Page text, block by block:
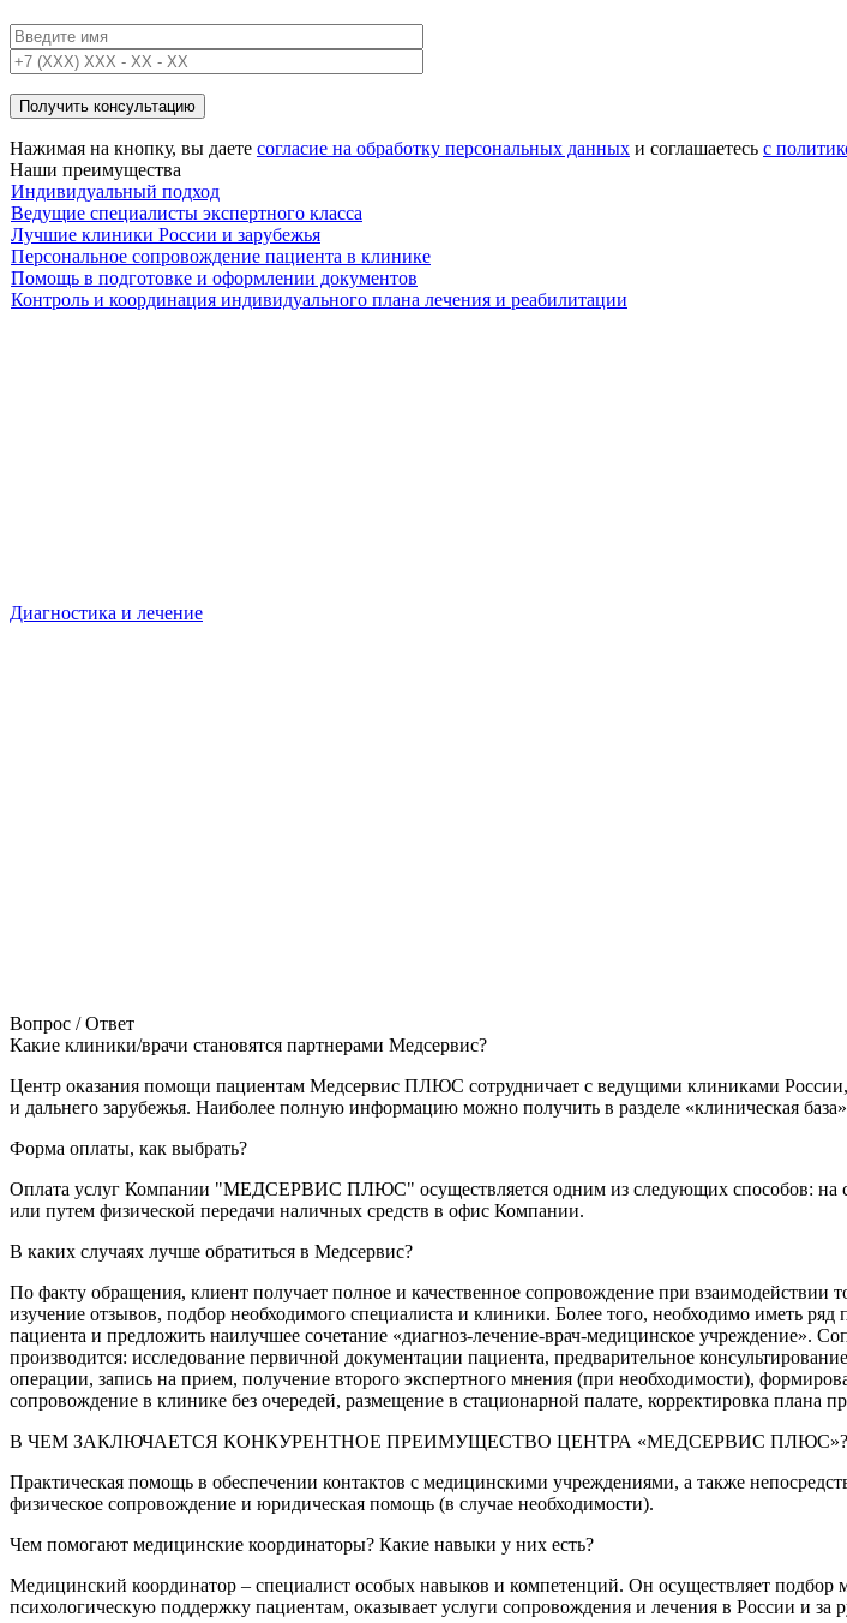
Нажимая на кнопку, вы даете согласие на обработку персональных данных и соглашаетесь c
Наши преимущества
Индивидуальный подход
Ведущие специалисты экспертного класса
Лучшие клиники России и зарубежья
Персональное сопровождение пациента в клинике
Помощь в подготовке и оформлении документов
Контроль и координация индивидуального плана лечения и реабилитации
Диагностика и лечение
Вопрос / Ответ
Какие клиники/врачи становятся партнерами Медсервис?
Центр оказания помощи пациентам Медсервис ПЛЮС сотрудничает с ведущими клиниками
и дальнего зарубежья. Наиболее полную информацию можно получить в разделе «клиническая
Форма оплаты, как выбрать?
Оплата услуг Компании "МЕДСЕРВИС ПЛЮС" осуществляется одним из следующих способов: на
или путем физической передачи наличных средств в офис Компании.
В каких случаях лучше обратиться в Медсервис?
По факту обращения, клиент получает полное и качественное сопровождение при
изучение отзывов, подбор необходимого специалиста и клиники. Более того, необходимо иметь
пациента и предложить наилучшее сочетание «диагноз-лечение-врач-медицинское учреждение».
производится: исследование первичной документации пациента, предварительное
операции, запись на прием, получение второго экспертного мнения (при необходимости),
сопровождение в клинике без очередей, размещение в стационарной палате, корректировка плана
В ЧЕМ ЗАКЛЮЧАЕТСЯ КОНКУРЕНТНОЕ ПРЕИМУЩЕСТВО ЦЕНТРА «МЕДСЕРВИС ПЛЮС»?
Практическая помощь в обеспечении контактов с медицинскими учреждениями, а также
физическое сопровождение и юридическая помощь (в случае необходимости).
Чем помогают медицинские координаторы? Какие навыки у них есть?
Медицинский координатор – специалист особых навыков и компетенций. Он осуществляет подбор
психологическую поддержку пациентам, оказывает услуги сопровождения и лечения в России и за